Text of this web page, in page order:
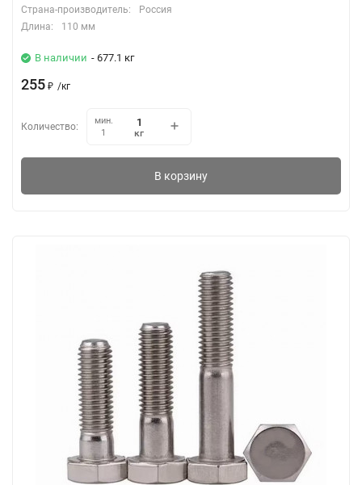
Страна-производитель:
Россия
Длина:
110 мм
В наличии - 677.1 кг
255 ₽ /кг
Количество:
мин.
1
кг
В корзину